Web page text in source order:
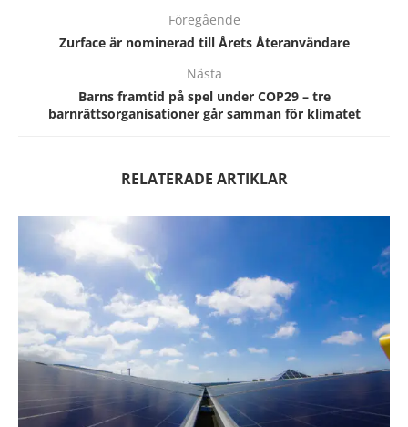
Föregående
Zurface är nominerad till Årets Återanvändare
Nästa
Barns framtid på spel under COP29 – tre
barnrättsorganisationer går samman för klimatet
RELATERADE ARTIKLAR